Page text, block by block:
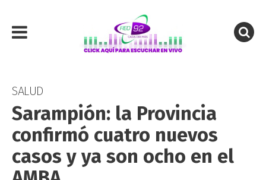
SALUD
Sarampión: la Provincia
confirmó cuatro nuevos
casos y ya son ocho en el